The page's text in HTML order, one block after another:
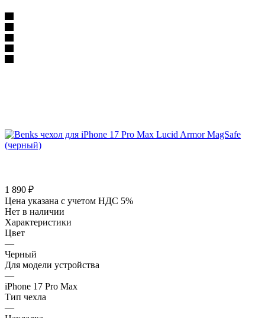
1 890 ₽
Цена указана с учетом НДС 5%
Нет в наличии
Характеристики
Цвет
—
Черный
Для модели устройства
—
iPhone 17 Pro Max
Тип чехла
—